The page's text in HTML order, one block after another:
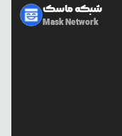
شبکه ماسک
Mask Network